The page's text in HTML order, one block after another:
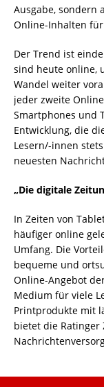
Ausgabe, sondern
Online-Inhalten
Der Trend ist
sind heute online,
Wandel weiter
jeder zweite
Smartphones und
Entwicklung, die
Lesern/-innen
neuesten
„Die digitale
In Zeiten von
häufiger online
Umfang. Die
bequeme und
Online-Angebot
Medium für viele
Printprodukte mit
bietet die Ratinger